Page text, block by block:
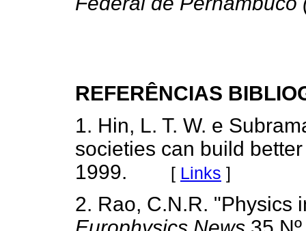
REFERÊNCIAS
1. Hin, L. T. W. e
societies can build
1999.
[ Links ]
2. Rao, C.N.R. "Physics